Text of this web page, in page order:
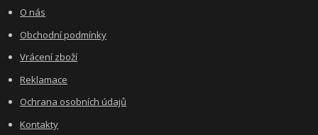
O nás
Obchodní podmínky
Vrácení zboží
Reklamace
Ochrana osobních údajů
Kontakty